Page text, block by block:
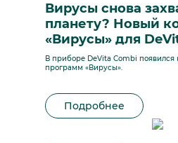
Вирусы снова
планету? Новый
«Вирусы» для
В приборе DeVita Combi появился
программ «Вирусы».
Подробнее